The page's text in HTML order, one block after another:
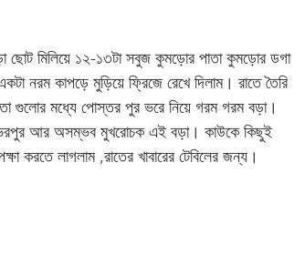
ছোট মিলিয়ে ১২-১৩টা সবুজ কুমড়োর পাতা কুমড়োর ডগা
নরম কাপড়ে মুড়িয়ে ফ্রিজে রেখে দিলাম। রাতে তৈরি
গুলোর মধ্যে পোস্তর পুর ভরে নিয়ে গরম গরম বড়া।
ভরপুর আর অসম্ভব মুখরোচক এই বড়া। কাউকে কিছুই
করতে লাগলাম ,রাতের খাবারের টেবিলের জন্য।